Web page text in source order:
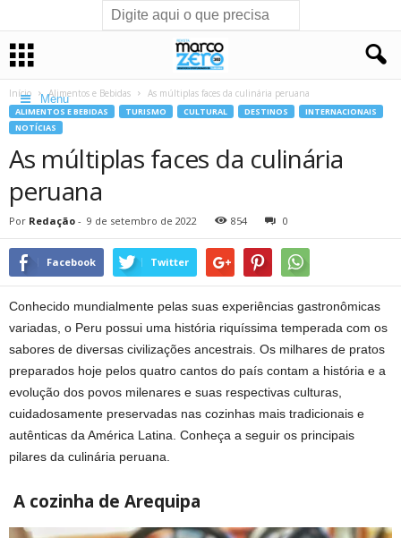
Menu
Início Alimentos e Bebidas As múltiplas faces da culinária peruana
ALIMENTOS E BEBIDAS TURISMO CULTURAL DESTINOS
INTERNACIONAIS
NOTÍCIAS
As múltiplas faces da culinária
peruana
Por Redação - 9 de setembro de 2022 854 0
Facebook Twitter
Conhecido mundialmente pelas suas experiências gastronômicas
variadas, o Peru possui uma história riquíssima temperada com os
sabores de diversas civilizações ancestrais. Os milhares de pratos
preparados hoje pelos quatro cantos do país contam a história e a
evolução dos povos milenares e suas respectivas culturas,
cuidadosamente preservadas nas cozinhas mais tradicionais e
autênticas da América Latina. Conheça a seguir os principais
pilares da culinária peruana.
A cozinha de Arequipa